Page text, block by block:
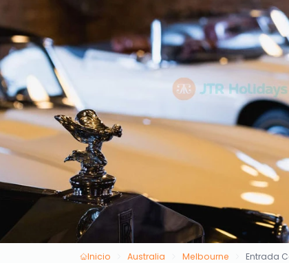
Inicio Australia Melbourne Entrada